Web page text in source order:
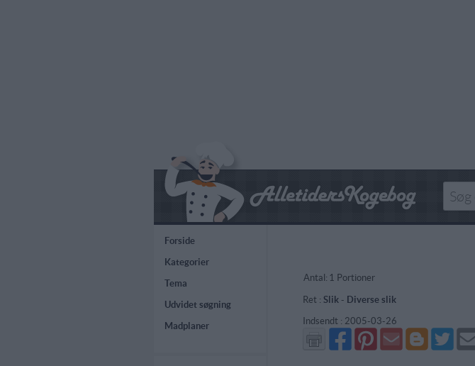
Forside
Kategorier
Tema
Udvidet søgning
Madplaner
Antal: 1 Portioner
Ret : Slik- Diverse slik
Indsendt : 2005-03-26
Del
på
Facebook
Del
på
Pinterest
Send
via
GMail
Del
på
Blogger
Del
på
Twitter
Send
mail